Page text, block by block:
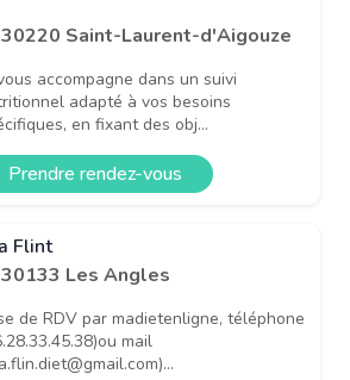
30220 Saint-Laurent-d'Aigouze
accompagne dans un suivi
adapté à vos besoins
en fixant des obj...
Prendre rendez-vous
Flint
30133 Les Angles
de RDV par madietenligne, téléphone
mail